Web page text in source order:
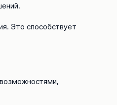
Это способствует